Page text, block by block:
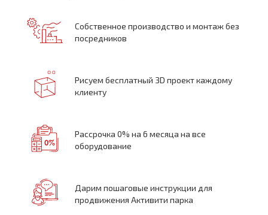
Собственное производство и монтаж без
посредников
Рисуем бесплатный 3D проект каждому
клиенту
Рассрочка 0% на 6 месяца на все
оборудование
Дарим пошаговые инструкции для
продвижения Активити парка